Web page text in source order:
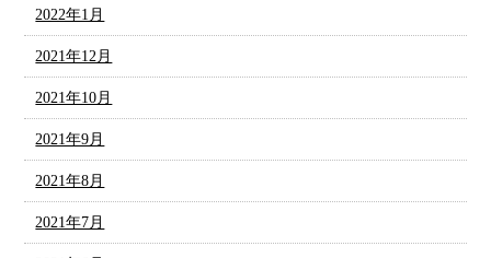
2022年1月
2021年12月
2021年10月
2021年9月
2021年8月
2021年7月